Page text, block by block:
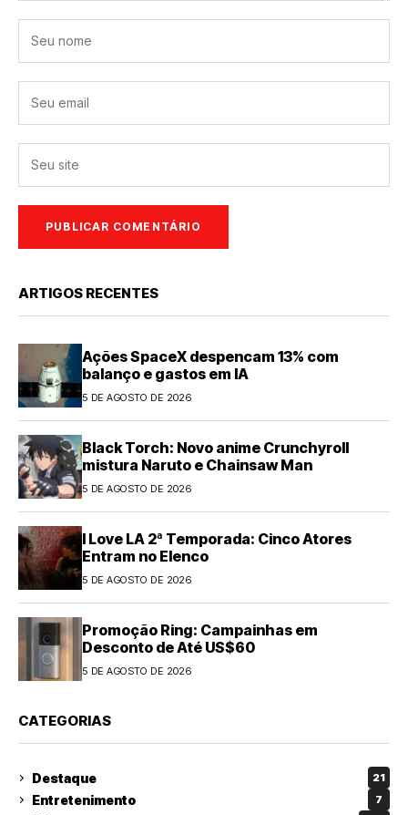
ARTIGOS RECENTES
Ações SpaceX despencam 13% com
balanço e gastos em IA
5 DE AGOSTO DE 2026
Black Torch: Novo anime Crunchyroll
mistura Naruto e Chainsaw Man
5 DE AGOSTO DE 2026
I Love LA 2ª Temporada: Cinco Atores
Entram no Elenco
5 DE AGOSTO DE 2026
Promoção Ring: Campainhas em
Desconto de Até US$60
5 DE AGOSTO DE 2026
CATEGORIAS
Destaque 21
Entretenimento 7